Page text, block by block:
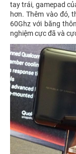
tay trái, gamepad
hơn. Thêm vào đó,
60Ghz với băng
nghiệm cực đã và